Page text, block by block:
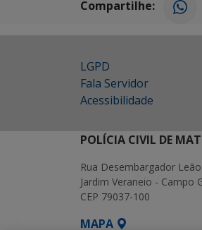
Compartilhe:
LGPD
Fala Servidor
Acessibilidade
POLÍCIA CIVIL DE
Rua Desembargador
Jardim Veraneio - Campo
CEP 79037-100
MAPA